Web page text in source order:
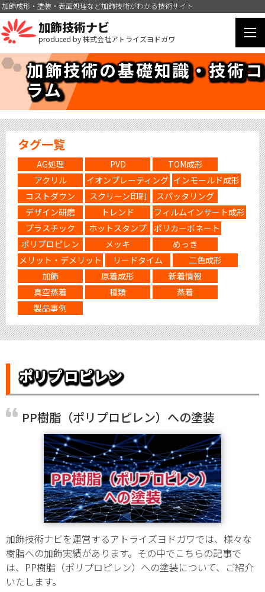
加飾成形・塗装・表面処理など加飾技術がわかる技術サイト
加飾技術ナビ
produced by 株式会社アトライズヨドガワ
加飾技術の基礎知識・技術コ
ラム
タグ一覧
AG処理 PVD
TOM成形
アクリル
イオンプレーティング インモールド成形
コストダウン
スクリーン印刷
スパッタリング
デザイン研磨
トレンド
フィルムインサート成形
プラスチック
ホットスタンプ ポリカーボネート
ポリプロピレン
メッキ
めっき
メリット・デメリット
リードタイム
二色成形
加飾
原着成形
新着情報
真空蒸着
種類
蒸着
製品事例
ポリプロピレン
PP樹脂（ポリプロピレン）への塗装
加飾技術ナビを運営するアトライズヨドガワでは、様々な
樹脂への加飾実績があります。その中でこちらの記事で
は、PP樹脂（ポリプロピレン）への塗装について、ご紹介
いたします。